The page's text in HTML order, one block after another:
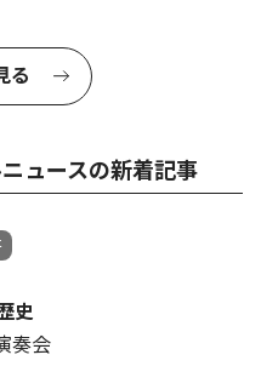
る
ュースの新着記事
史
奏会